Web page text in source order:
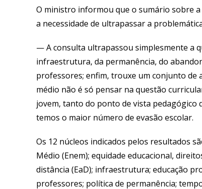
O ministro informou que o sumário sobre
a necessidade de ultrapassar a
— A consulta ultrapassou simplesmente a
infraestrutura, da permanência, do
professores; enfim, trouxe um conjunto de
médio não é só pensar na questão
jovem, tanto do ponto de vista
temos o maior número de evasão escolar.
Os 12 núcleos indicados pelos resultados
Médio (Enem); equidade educacional,
distância (EaD); infraestrutura; educação
professores; política de permanência;